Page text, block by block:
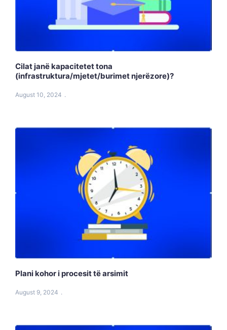
Cilat janë kapacitetet tona
(infrastruktura/mjetet/burimet njerëzore)?
August 10, 2024
Plani kohor i procesit të arsimit
August 9, 2024